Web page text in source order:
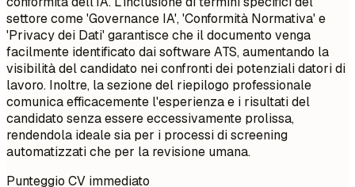
settore come 'Governance IA', 'Conformità Normativa' e
'Privacy dei Dati' garantisce che il documento venga
facilmente identificato dai software ATS, aumentando la
visibilità del candidato nei confronti dei potenziali datori di
lavoro. Inoltre, la sezione del riepilogo professionale
comunica efficacemente l'esperienza e i risultati del
candidato senza essere eccessivamente prolissa,
rendendola ideale sia per i processi di screening
automatizzati che per la revisione umana.
Punteggio CV immediato